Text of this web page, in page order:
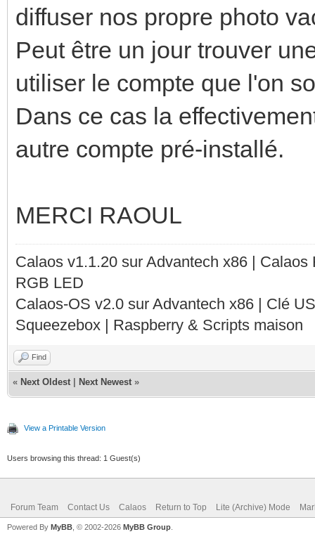
diffuser nos propre photo
Peut être un jour trouver
utiliser le compte que l'on
Dans ce cas la
autre compte pré-installé.
MERCI RAOUL
Calaos v1.1.20 sur Advantech x86 |
RGB LED
Calaos-OS v2.0 sur Advantech x86 | Clé
Squeezebox | Raspberry & Scripts maison
Find
« Next Oldest Next Newest »
View a Printable Version
Users browsing this thread: 1 Guest(s)
Forum Team Contact Us Calaos Return to Top Lite (Archive) Mode
Powered By MyBB , © 2002-2026 MyBB Group